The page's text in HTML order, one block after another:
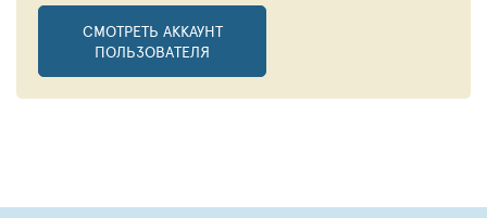
СМОТРЕТЬ АККАУНТ
ПОЛЬЗОВАТЕЛЯ